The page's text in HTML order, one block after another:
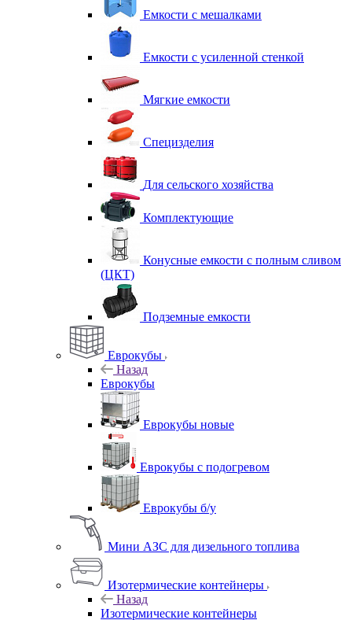
Емкости с мешалками
Емкости с усиленной стенкой
Мягкие емкости
Специзделия
Для сельского хозяйства
Комплектующие
Конусные емкости с полным сливом
(ЦКТ)
Подземные емкости
Еврокубы
Назад
Еврокубы
Еврокубы новые
Еврокубы с подогревом
Еврокубы б/у
Мини АЗС для дизельного топлива
Изотермические контейнеры
Назад
Изотермические контейнеры